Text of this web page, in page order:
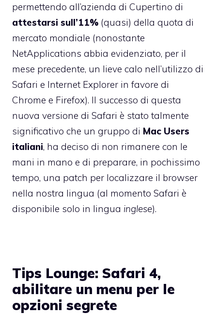
permettendo all’azienda di Cupertino di
attestarsi sull’11% (quasi) della quota di
mercato mondiale (nonostante
NetApplications abbia evidenziato, per il
mese precedente, un lieve calo nell’utilizzo di
Safari e Internet Explorer in favore di
Chrome e Firefox). Il successo di questa
nuova versione di Safari è stato talmente
significativo che un gruppo di Mac Users
italiani, ha deciso di non rimanere con le
mani in mano e di preparare, in pochissimo
tempo, una patch per localizzare il browser
nella nostra lingua (al momento Safari è
disponibile solo in lingua inglese).
Tips Lounge: Safari 4,
abilitare un menu per le
opzioni segrete